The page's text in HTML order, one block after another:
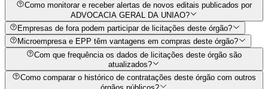
Como monitorar e receber alertas de novos editais publicados por
ADVOCACIA GERAL DA UNIAO?
Empresas de fora podem participar de licitações deste órgão?
Microempresa e EPP têm vantagens em compras deste órgão?
Com que frequência os dados de licitações deste órgão são
atualizados?
Como comparar o histórico de contratações deste órgão com outros